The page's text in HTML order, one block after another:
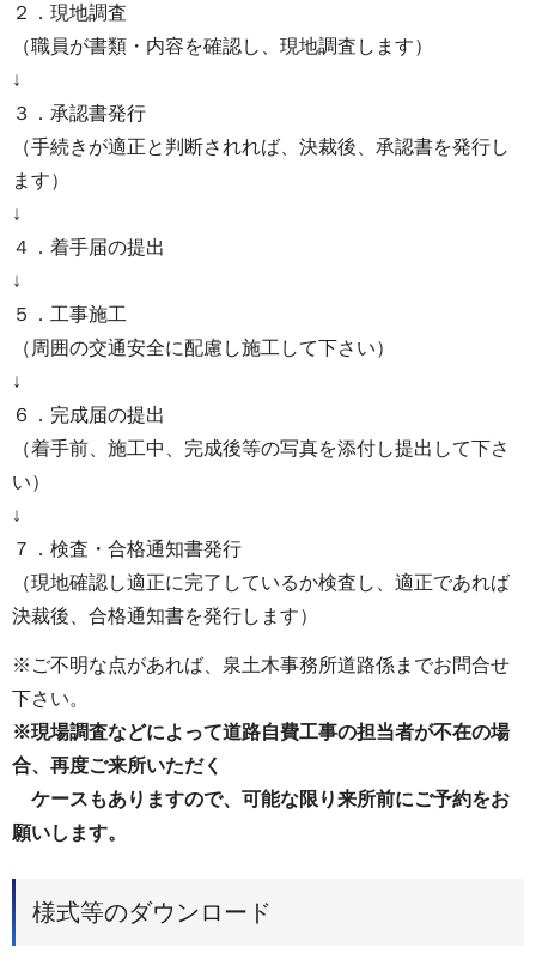
２．現地調査
（職員が書類・内容を確認し、現地調査します）
↓
３．承認書発行
（手続きが適正と判断されれば、決裁後、承認書を発行し
ます）
↓
４．着手届の提出
↓
５．工事施工
（周囲の交通安全に配慮し施工して下さい）
↓
６．完成届の提出
（着手前、施工中、完成後等の写真を添付し提出して下さ
い）
↓
７．検査・合格通知書発行
（現地確認し適正に完了しているか検査し、適正であれば
決裁後、合格通知書を発行します）
※ご不明な点があれば、泉土木事務所道路係までお問合せ
下さい。
※現場調査などによって道路自費工事の担当者が不在の場
合、再度ご来所いただく
ケースもありますので、可能な限り来所前にご予約をお
願いします。
様式等のダウンロード